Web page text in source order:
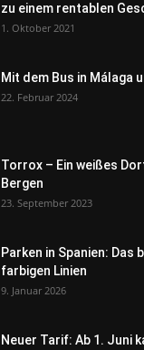
zu einem rentablen
1. Oktober 2021
Mit dem Bus in Málaga
22. Februar 2024
Torrox – Ein weißes
Bergen
23. September 2023
Parken in Spanien: Das
farbigen Linien
9. Januar 2026
Neuer Tarif: Ab 1. Juni